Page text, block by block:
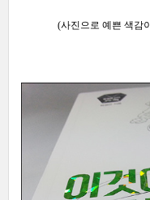
(사진으로 예쁜 색감